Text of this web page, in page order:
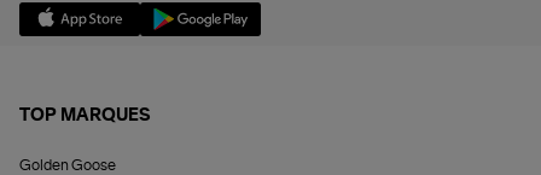
TOP MARQUES
Golden Goose